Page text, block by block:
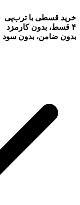
خرید قسطی با ترب‌پی
۴ قسط، بدون کارمزد
بدون ضامن، بدون سود